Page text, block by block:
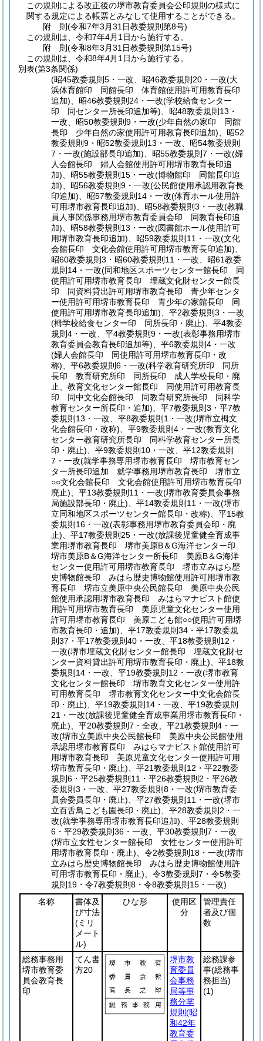
この規則による改正後の堺市教育委員会公印規則の様式に
関する規定による帳票とみなして使用することができる。
附 則(令和7年3月31日教委規則第8号)
この規則は、令和7年4月1日から施行する。
附 則(令和8年3月31日教委規則第15号)
この規則は、令和8年4月1日から施行する。
別表(第3条関係)
(昭45教委規則5・一改、昭46教委規則20・一改(大
浜体育館印 同館長印 体育館使用許可用教育長印
追加)、昭46教委規則24・一改(学校給食センター
印 同センター所長印追加等)、昭48教委規則13・
一改、昭50教委規則9・一改(少年自然の家印 同館
長印 少年自然の家使用許可用教育長印追加)、昭52
教委規則9・昭52教委規則13・一改、昭54教委規則
7・一改(施設部長印追加)、昭55教委規則7・一改(婦
人会館長印 婦人会館使用許可用堺市教育長印追
加)、昭55教委規則15・一改(博物館印 同館長印追
加)、昭56教委規則9・一改(公民館使用承認用教育長
印追加)、昭57教委規則14・一改(体育ホール使用許
可用堺市教育長印追加)、昭58教委規則3・一改(教職
員人事関係事務用堺市教育委員会印 同教育長印追
加)、昭58教委規則13・一改(図書館ホール使用許可
用堺市教育長印追加)、昭59教委規則11・一改(文化
会館長印 文化会館使用許可用堺市教育長印追加)、
昭60教委規則3・昭60教委規則11・一改、昭61教委
規則14・一改(同和地区スポーツセンター館長印 同
使用許可用堺市教育長印 埋蔵文化財センター館長
印 同資料貸出許可用堺市教育長印 青少年センタ
ー使用許可用堺市教育長印 青少年の家館長印 同
使用許可用堺市教育長印追加)、平2教委規則3・一改
(栂学校給食センター印 同所長印・廃止)、平4教委
規則4・一改、平4教委規則9・一改(表彰事務用堺市
教育委員会教育長印追加等)、平6教委規則4・一改
(婦人会館長印 同使用許可用堺市教育長印・改
称)、平6教委規則6・一改(科学教育研究所印 同所
長印 教育研究所印 同所長印 成人学校長印・廃
止、教育文化センター館長印 同使用許可用教育長
印 同中文化会館長印 同教育研究所長印 同科学
教育センター所長印・追加)、平7教委規則3・平7教
委規則13・一改、平8教委規則1・一改(堺市立栂文
化会館長印・改称)、平9教委規則4・一改(教育文化
センター教育研究所長印 同科学教育センター所長
印・廃止)、平9教委規則10・一改、平12教委規則
7・一改(就学事務専用堺市教育長印 堺市教育セン
ター所長印追加 就学事務用堺市教育長印 堺市立
○○文化会館長印 文化会館使用許可用堺市教育長印
廃止)、平13教委規則11・一改(堺市教育委員会事務
局施設部長印・廃止)、平14教委規則11・一改(堺市
立同和地区スポーツセンター館長印・改称)、平15教
委規則16・一改(表彰事務用堺市教育委員会印・廃
止)、平17教委規則25・一改(放課後児童健全育成事
業用堺市教育長印 堺市美原B＆G海洋センター印
堺市美原B＆G海洋センター所長印 美原B＆G海洋
センター使用許可用堺市教育長印 堺市立みはら歴
史博物館長印 みはら歴史博物館使用許可用堺市教
育長印 堺市立美原中央公民館長印 美原中央公民
館使用承認用堺市教育長印 みはらマナビスト館使
用許可用堺市教育長印 美原児童文化センター使用
許可用堺市教育長印 美原こども館○○使用許可用堺
市教育長印・追加)、平17教委規則34・平17教委規
則37・平17教委規則40・一改、平18教委規則12・
一改(堺市埋蔵文化財センター館長印 埋蔵文化財セ
ンター資料貸出許可用堺市教育長印・廃止)、平18教
委規則14・一改、平19教委規則12・一改(堺市教育
文化センター館長印 堺市教育文化センター使用許
可用教育長印 堺市教育文化センター中文化会館長
印・廃止)、平19教委規則14・一改、平19教委規則
21・一改(放課後児童健全育成事業用堺市教育長印・
廃止)、平20教委規則7・全改、平21教委規則4・一
改(堺市立美原中央公民館長印 美原中央公民館使用
承認用堺市教育長印 みはらマナビスト館使用許可
用堺市教育長印 美原児童文化センター使用許可用
堺市教育長印・廃止)、平21教委規則12・平22教委
規則6・平25教委規則11・平26教委規則2・平26教
委規則3・一改、平27教委規則8・一改(堺市教育委
員会委員長印・廃止)、平27教委規則11・一改(堺市
立百舌鳥こども園長印・廃止)、平28教委規則2・一
改(就学事務専用堺市教育長印追加)、平28教委規則
6・平29教委規則36・一改、平30教委規則7・一改
(堺市立女性センター館長印 女性センター使用許可
用堺市教育長印・廃止)、令2教委規則18・一改(堺市
立みはら歴史博物館長印 みはら歴史博物館使用許
可用堺市教育長印・廃止)、令3教委規則7・令5教委
規則19・令7教委規則8・令8教委規則15・一改)
名称
書体及
び寸法
(ミリ
メート
ル)
ひな形
使用区
分
管理責任
者及び個
数
総務事務用
堺市教育委
員会教育長
印
てん書
方20
堺市教
育委員
会事務
局等事
務分掌
規則 (昭
和42年
教育委
総務課参
事(総務事
務担当)
(1)